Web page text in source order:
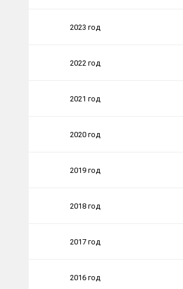
2023 год
2022 год
2021 год
2020 год
2019 год
2018 год
2017 год
2016 год